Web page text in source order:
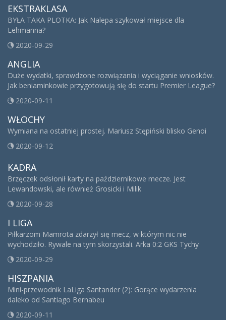
EKSTRAKLASA
BYŁA TAKA PLOTKA: Jak Nalepa szykował miejsce dla
Lehmanna?
2020-09-29
ANGLIA
Duże wydatki, sprawdzone rozwiązania i wyciąganie wniosków.
Jak beniaminkowie przygotowują się do startu Premier League?
2020-09-11
WŁOCHY
Wymiana na ostatniej prostej. Mariusz Stępiński blisko Genoi
2020-09-12
KADRA
Brzęczek odsłonił karty na październikowe mecze. Jest
Lewandowski, ale również Grosicki i Milik
2020-09-28
I LIGA
Piłkarzom Mamrota zdarzył się mecz, w którym nic nie
wychodziło. Rywale na tym skorzystali. Arka 0:2 GKS Tychy
2020-09-29
HISZPANIA
Mini-przewodnik LaLiga Santander (2): Gorące wydarzenia
daleko od Santiago Bernabeu
2020-09-11